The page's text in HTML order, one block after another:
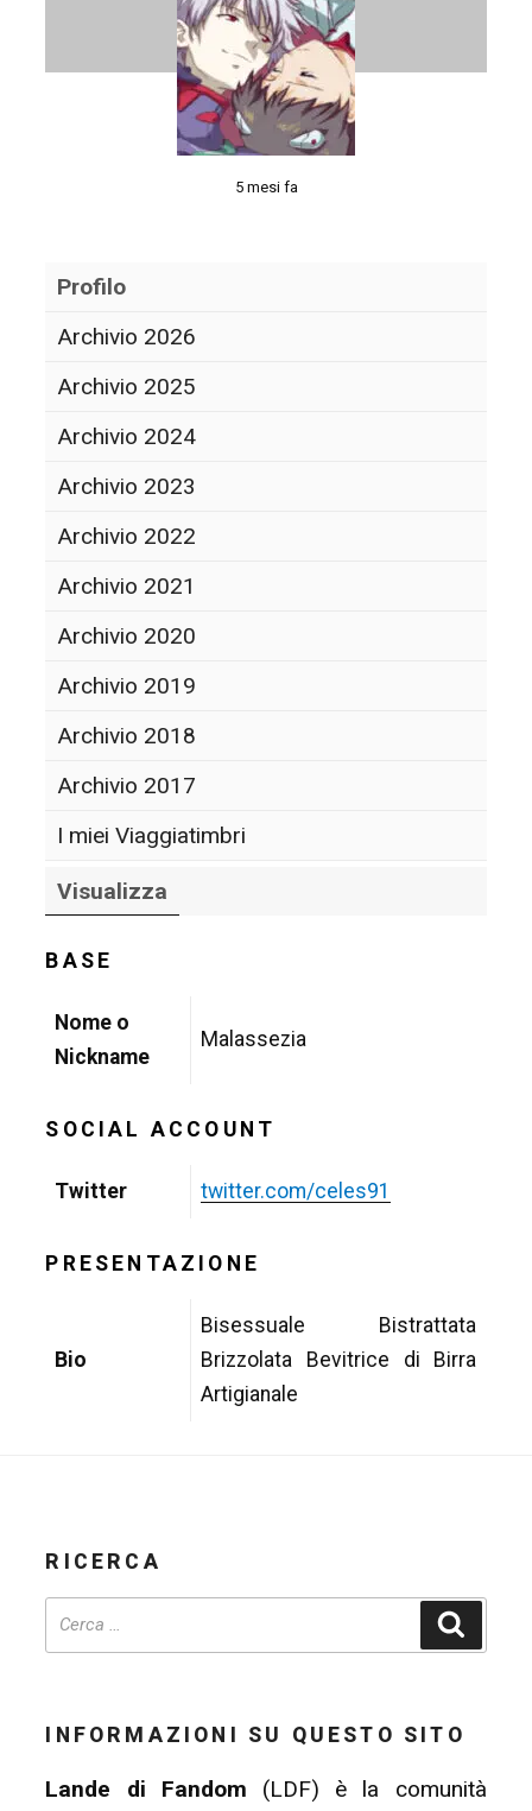
5 mesi fa
Profilo
Archivio 2026
Archivio 2025
Archivio 2024
Archivio 2023
Archivio 2022
Archivio 2021
Archivio 2020
Archivio 2019
Archivio 2018
Archivio 2017
I miei Viaggiatimbri
Visualizza
BASE
Nome o
Nickname
Malassezia
SOCIAL ACCOUNT
Twitter twitter.com/celes91
PRESENTAZIONE
Bio
Bisessuale Bistrattata
Brizzolata Bevitrice di Birra
Artigianale
RICERCA
INFORMAZIONI SU QUESTO SITO
Lande di Fandom (LDF) è la comunità